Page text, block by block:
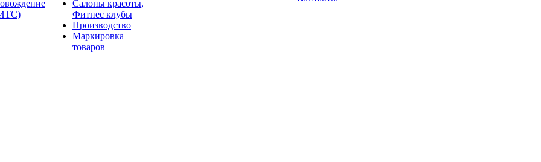
Салоны красоты,
Фитнес клубы
Производство
Маркировка
товаров